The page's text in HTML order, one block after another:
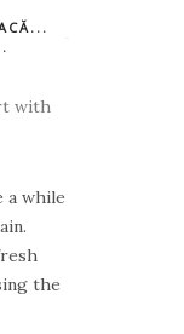
with
a while
the